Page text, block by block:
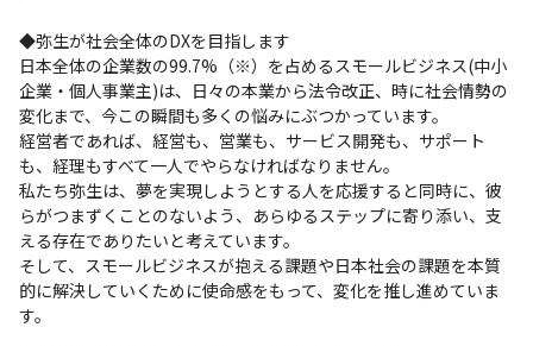
◆弥生が社会全体のDXを目指します
日本全体の企業数の99.7%（※）を占めるスモールビジネス(中小
企業・個人事業主)は、日々の本業から法令改正、時に社会情勢の
変化まで、今この瞬間も多くの悩みにぶつかっています。
経営者であれば、経営も、営業も、サービス開発も、サポート
も、経理もすべて一人でやらなければなりません。
私たち弥生は、夢を実現しようとする人を応援すると同時に、彼
らがつまずくことのないよう、あらゆるステップに寄り添い、支
える存在でありたいと考えています。
そして、スモールビジネスが抱える課題や日本社会の課題を本質
的に解決していくために使命感をもって、変化を推し進めていま
す。